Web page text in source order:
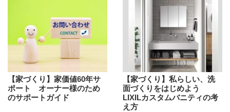
【家づくり】家価値60年サ
ポート オーナー様のため
のサポートガイド
【家づくり】私らしい、洗
面づくりをはじめよう
LIXILカスタムバニティの考
え方